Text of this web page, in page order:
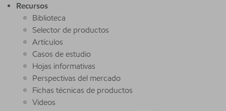
Recursos
Biblioteca
Selector de productos
Artículos
Casos de estudio
Hojas informativas
Perspectivas del mercado
Fichas técnicas de productos
Videos